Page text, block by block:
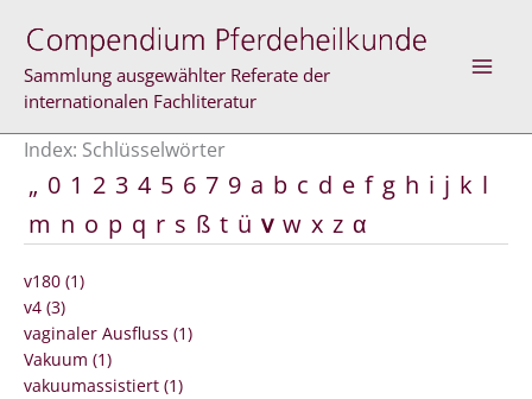
Inhalt
springen
Sammlung ausgewählter Referate der
internationalen Fachliteratur
Index: Schlüsselwörter
„ 0 1 2 3 4 5 6 7 9 a b c d e f g h i j k l
m n o p q r s ß t ü v w x z α
v180 (1)
v4 (3)
vaginaler Ausfluss (1)
Vakuum (1)
vakuumassistiert (1)